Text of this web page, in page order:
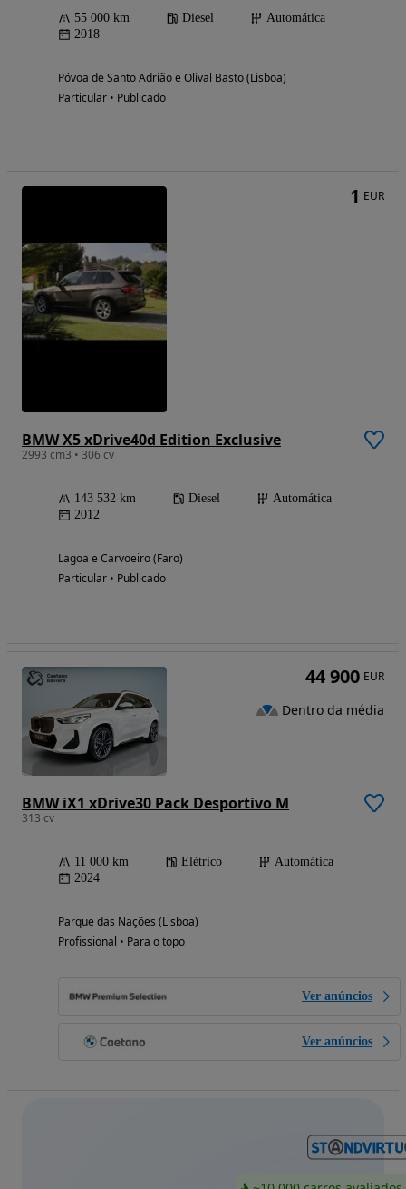
55 000 km Diesel
Automática
2018
Póvoa de Santo Adrião e Olival Basto (Lisboa)
Particular • Publicado
BMW X5 xDrive40d Edition Exclusive
2993 cm3 • 306 cv
143 532 km Diesel
Automática
2012
Lagoa e Carvoeiro (Faro)
Particular • Publicado
1 EUR
BMW iX1 xDrive30 Pack Desportivo M
313 cv
11 000 km Elétrico
Automática
2024
Parque das Nações (Lisboa)
Profissional • Para o topo
Ver anúncios
Ver anúncios
44 900 EUR
Dentro da média